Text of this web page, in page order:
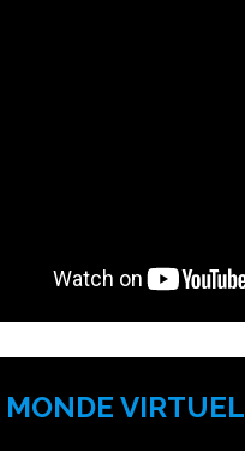
MONDE VIRTUEL